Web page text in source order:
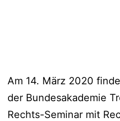
Am 14. März 2020
der Bundesakademie
Rechts-Seminar mit